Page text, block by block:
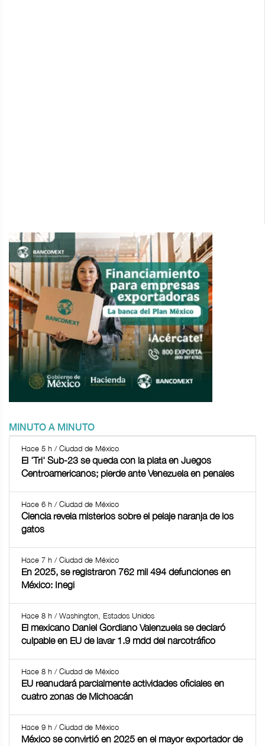
MINUTO A MINUTO
Hace 5 h / Ciudad de México
El 'Tri' Sub-23 se queda con la plata en Juegos
Centroamericanos; pierde ante Venezuela en penales
Hace 6 h / Ciudad de México
Ciencia revela misterios sobre el pelaje naranja de los
gatos
Hace 7 h / Ciudad de México
En 2025, se registraron 762 mil 494 defunciones en
México: Inegi
Hace 8 h / Washington, Estados Unidos
El mexicano Daniel Gordiano Valenzuela se declaró
culpable en EU de lavar 1.9 mdd del narcotráfico
Hace 8 h / Ciudad de México
EU reanudará parcialmente actividades oficiales en
cuatro zonas de Michoacán
Hace 9 h / Ciudad de México
México se convirtió en 2025 en el mayor exportador de